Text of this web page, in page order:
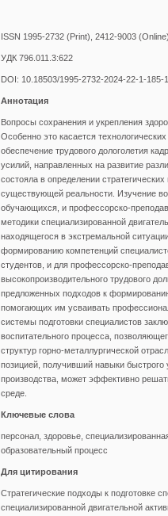
ISSN 1995-2732 (Print), 2412-9003
УДК 796.011.3:622
DOI: 10.18503/1995-2732-2024-22-1-185-
Аннотация
Вопросы сохранения и укрепления
Особенно это касается
обеспечение трудового дологолетия
усилий, направленных на развитие
состояла в определении
существующей реальности. Изучение
обучающихся, и профессорско-
методики специализированной
находящегося в экстремальной
формированию компетенций
студентов, и для профессорско-
высокопроизводительного трудового
предложенных подходов к
помогающих им усваивать
системы подготовки специалистов
воспитательного процесса,
структур горно-металлургической
позицией, получивший навыки
производства, может эффективно
среде.
Ключевые слова
персонал, здоровье,
образовательный процесс
Для цитирования
Стратегические подходы к подготовке
специализированной двигательной